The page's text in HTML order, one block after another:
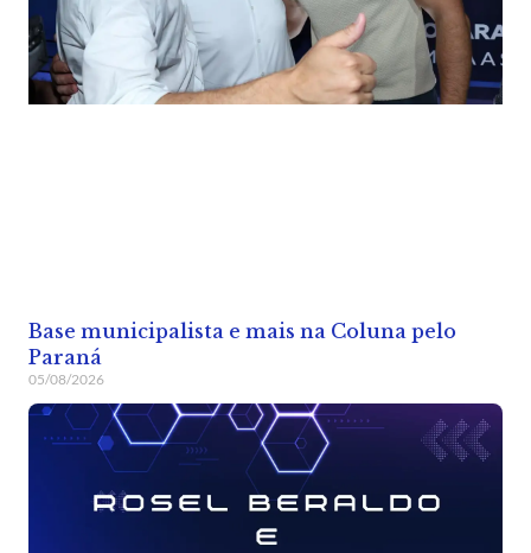
Base municipalista e mais na Coluna pelo
Paraná
05/08/2026